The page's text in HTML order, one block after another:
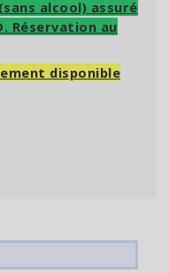
alcool) assuré
Réservation au
disponible